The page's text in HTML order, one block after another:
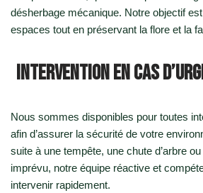
désherbage mécanique. Notre objectif
espaces tout en préservant la flore et la
Intervention en cas
Nous sommes disponibles pour toutes
afin d’assurer la sécurité de votre
suite à une tempête, une chute d’arbre
imprévu, notre équipe réactive et
intervenir rapidement.